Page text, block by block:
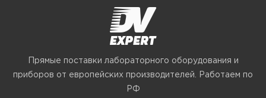
Прямые поставки лабораторного оборудования и
приборов от европейских производителей. Работаем по
РФ